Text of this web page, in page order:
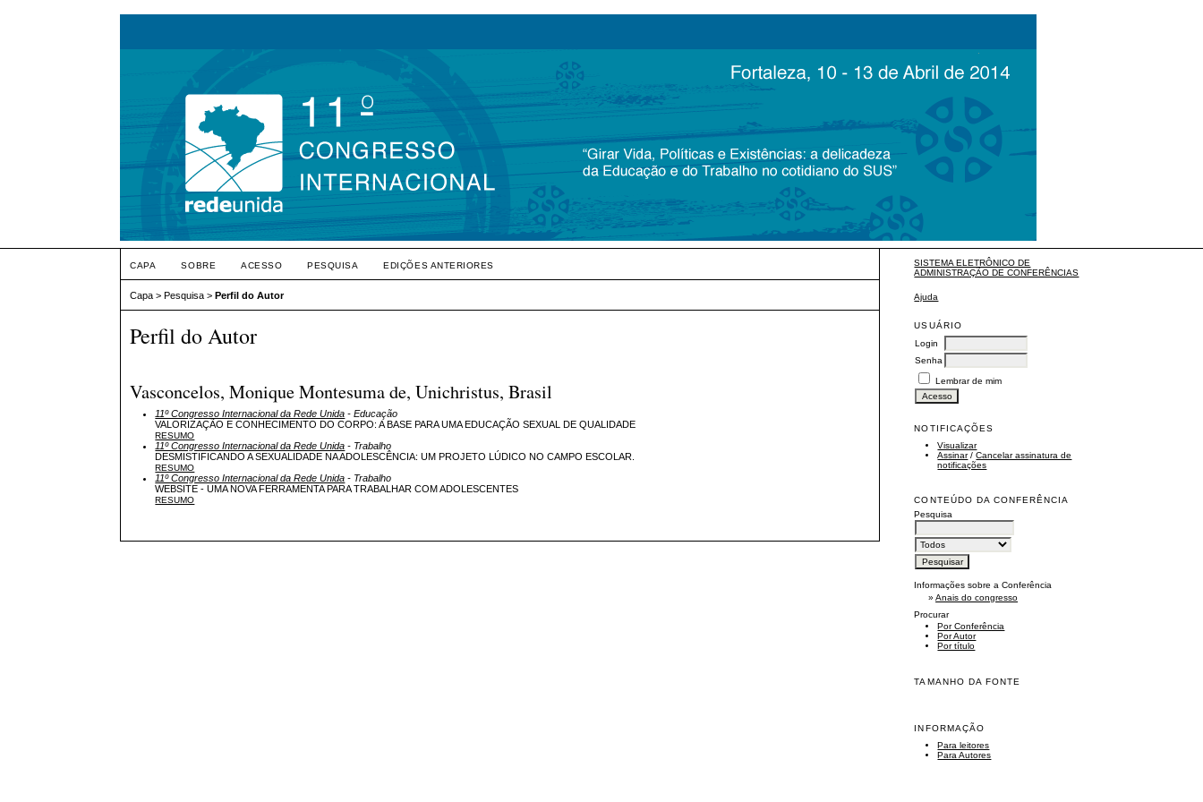
SISTEMA ELETRÔNICO DE
ADMINISTRAÇÃO DE CONFERÊNCIAS
Ajuda
USUÁRIO
Login
Senha
Lembrar de mim
NOTIFICAÇÕES
Visualizar
Assinar/Cancelar assinatura de
notificações
CONTEÚDO DA CONFERÊNCIA
Pesquisa
Informações sobre a Conferência
»Anais do congresso
Procurar
Por Conferência
Por Autor
Por título
TAMANHO DA FONTE
INFORMAÇÃO
Para leitores
Para Autores
CAPA SOBRE ACESSO PESQUISA EDIÇÕES ANTERIORES
Capa >Pesquisa >Perfil do Autor
Perfil do Autor
Vasconcelos, Monique Montesuma de, Unichristus, Brasil
11º Congresso Internacional da Rede Unida - Educação
VALORIZAÇÃO E CONHECIMENTO DO CORPO: A BASE PARA UMA EDUCAÇÃO SEXUAL DE QUALIDADE
RESUMO
11º Congresso Internacional da Rede Unida - Trabalho
DESMISTIFICANDO A SEXUALIDADE NA ADOLESCÊNCIA: UM PROJETO LÚDICO NO CAMPO ESCOLAR.
RESUMO
11º Congresso Internacional da Rede Unida - Trabalho
WEBSITE - UMA NOVA FERRAMENTA PARA TRABALHAR COM ADOLESCENTES
RESUMO